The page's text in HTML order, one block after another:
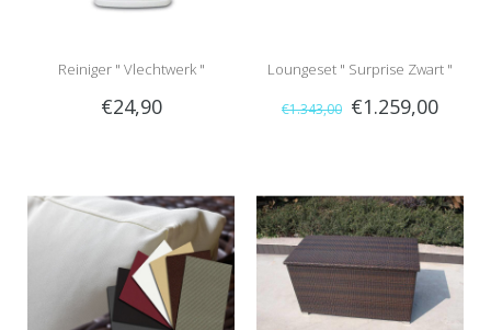
Reiniger " Vlechtwerk "
€24,90
Loungeset " Surprise Zwart "
€1.343,00 €1.259,00